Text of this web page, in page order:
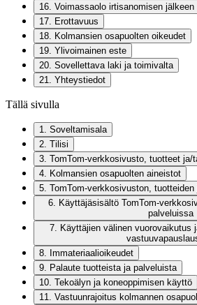
16 Voimassaolo irtisanomisen jälkeen
17
Erottavuus
18
Kolmansien osapuolten oikeudet
19 Ylivoimainen este
20 Sovellettava laki ja toimivalta
21
Yhteystiedot
Tällä sivulla
1
Soveltamisala
2 Tilisi
3 TomTom-verkkosivusto, tuotteet ja/
4
Kolmansien osapuolten aineistot
5 TomTom-verkkosivuston,
6
Käyttäjäsisältö TomTom-
palveluissa
7.
Käyttäjien välinen vuorovaikutus
8
Immateriaalioikeudet
9
Palaute tuotteista ja palveluista
10 Tekoälyn ja koneoppimisen käyttö
11
Vastuunrajoitus kolmannen